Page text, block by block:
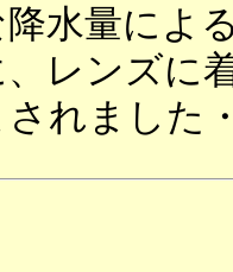
水量によ
レンズに
れました